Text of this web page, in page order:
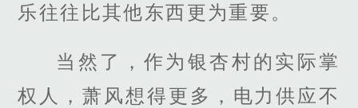
乐往往比其他东西更为重要。
当然了，作为银杏村的实际掌
权人，萧风想得更多，电力供应不